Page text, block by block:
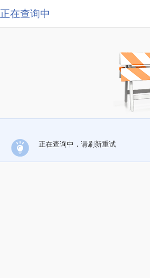
正在查询中
正在查询中，请刷新重试